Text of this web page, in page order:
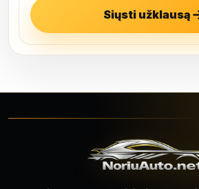
Siųsti užklausą